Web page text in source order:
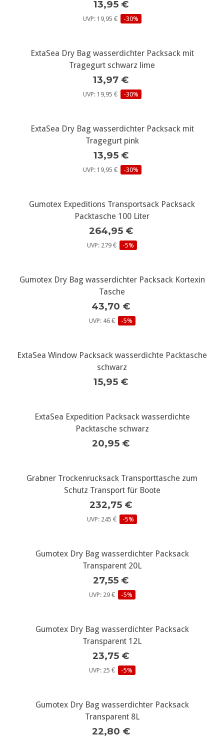
13,95 €
UVP: 19,95 € -30%
ExtaSea Dry Bag wasserdichter Packsack mit
Tragegurt schwarz lime
13,97 €
UVP: 19,95 € -30%
ExtaSea Dry Bag wasserdichter Packsack mit
Tragegurt pink
13,95 €
UVP: 19,95 € -30%
Gumotex Expeditions Transportsack Packsack
Packtasche 100 Liter
264,95 €
UVP: 279 € -5%
Gumotex Dry Bag wasserdichter Packsack Kortexin
Tasche
43,70 €
UVP: 46 € -5%
ExtaSea Window Packsack wasserdichte Packtasche
schwarz
15,95 €
ExtaSea Expedition Packsack wasserdichte
Packtasche schwarz
20,95 €
Grabner Trockenrucksack Transporttasche zum
Schutz Transport für Boote
232,75 €
UVP: 245 € -5%
Gumotex Dry Bag wasserdichter Packsack
Transparent 20L
27,55 €
UVP: 29 € -5%
Gumotex Dry Bag wasserdichter Packsack
Transparent 12L
23,75 €
UVP: 25 € -5%
Gumotex Dry Bag wasserdichter Packsack
Transparent 8L
22,80 €